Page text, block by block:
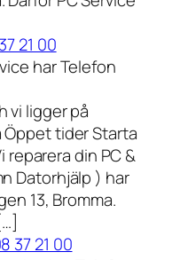
21 00
har Telefon
vi ligger på
Öppet tider Starta
reparera din PC &
Datorhjälp ) har
13, Bromma.
37 21 00